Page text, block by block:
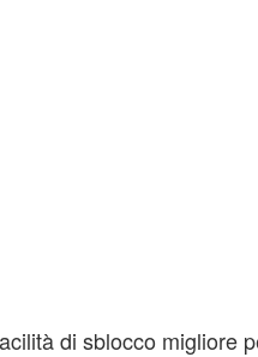
di sblocco migliore